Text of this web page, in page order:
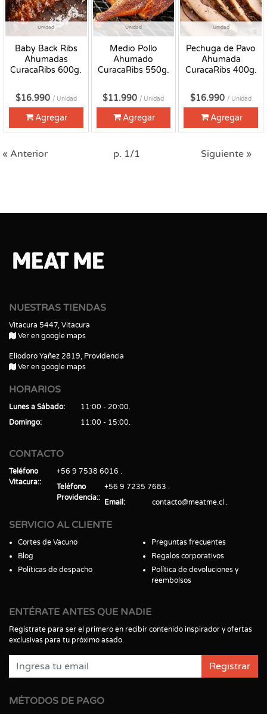
Unidad
Baby Back Ribs
Ahumadas
CuracaRibs 600g.
$16.990 / Unidad
Agregar
Unidad
Medio Pollo
Ahumado
CuracaRibs 550g.
$11.990 / Unidad
Agregar
Unidad
Pechuga de Pavo
Ahumada
CuracaRibs 400g.
$16.990 / Unidad
Agregar
« Anterior p. 1/1 Siguiente »
NUESTRAS TIENDAS
Vitacura 5447, Vitacura
Ver en google maps
Eliodoro Yañez 2819, Providencia
Ver en google maps
HORARIOS
Lunes a Sábado
11:00 - 20:00
Domingo
11:00 - 15:00
CONTACTO
Teléfono
Vitacura:
+56 9 7538 6016
Teléfono
Providencia:
+56 9 7235 7683
Email
contacto@meatme.cl
SERVICIO AL CLIENTE
Cortes de Vacuno
Blog
Políticas de despacho
Preguntas frecuentes
Regalos corporativos
Política de devoluciones y
reembolsos
ENTÉRATE ANTES QUE NADIE
Regístrate para ser el primero en recibir contenido inspirador y ofertas
exclusivas para tu próximo asado.
Registrar
MÉTODOS DE PAGO